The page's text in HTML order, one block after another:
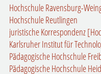
Hochschule Ravensburg-
Hochschule Reutlingen
juristische Korrespondenz
Karlsruher Institut für
Pädagogische Hochschule
Pädagogische Hochschule